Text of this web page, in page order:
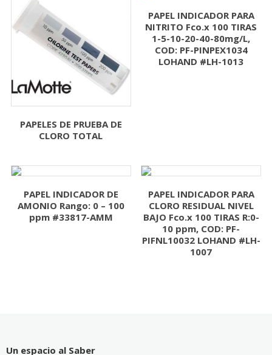
PAPELES DE PRUEBA DE
CLORO TOTAL
PAPEL INDICADOR PARA
NITRITO Fco.x 100 TIRAS
1-5-10-20-40-80mg/L,
COD: PF-PINPEX1034
LOHAND #LH-1013
PAPEL INDICADOR DE
AMONIO Rango: 0 – 100
ppm #33817-AMM
PAPEL INDICADOR PARA
CLORO RESIDUAL NIVEL
BAJO Fco.x 100 TIRAS R:0-
10 ppm, COD: PF-
PIFNL10032 LOHAND #LH-
1007
Un espacio al Saber